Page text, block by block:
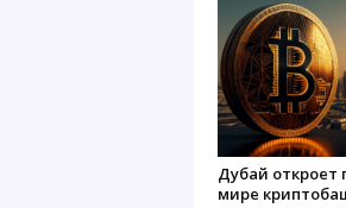
Дубай откроет
мире